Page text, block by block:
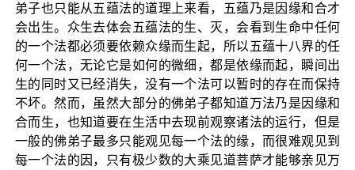
弟子也只能从五蕴法的道理上来看，五蕴乃是因缘和合才
会出生。众生去体会五蕴法的生、灭，会看到生命中任何
的一个法都必须要依赖众缘而生起，所以五蕴十八界的任
何一个法，无论它是如何的微细，都是依缘而起，瞬间出
生的同时又已经消失，没有一个法可以暂时的存在而保持
不坏。然而，虽然大部分的佛弟子都知道万法乃是因缘和
合而生，也知道要在生活中去现前观察诸法的运行，但是
一般的佛弟子最多只能观见每一个法的缘，而很难观见到
每一个法的因，只有极少数的大乘见道菩萨才能够亲见万